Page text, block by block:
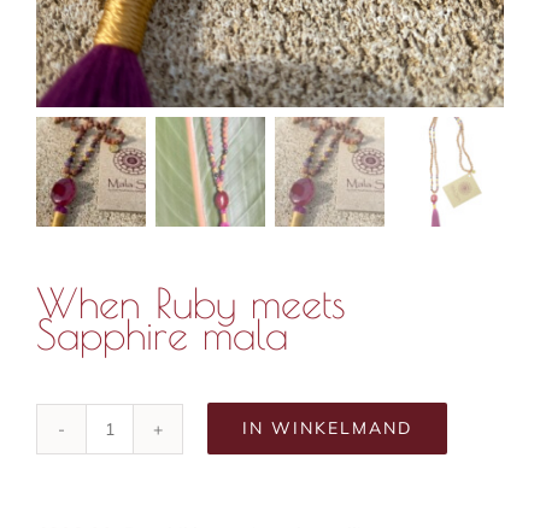
When Ruby meets
Sapphire mala
When
IN WINKELMAND